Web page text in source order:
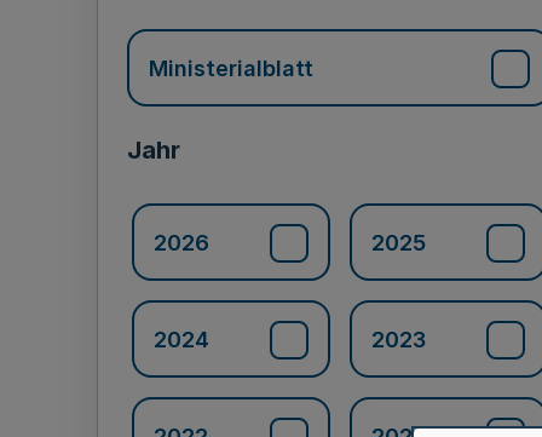
Ministerialblatt
Jahr
2026 2025
2024 2023